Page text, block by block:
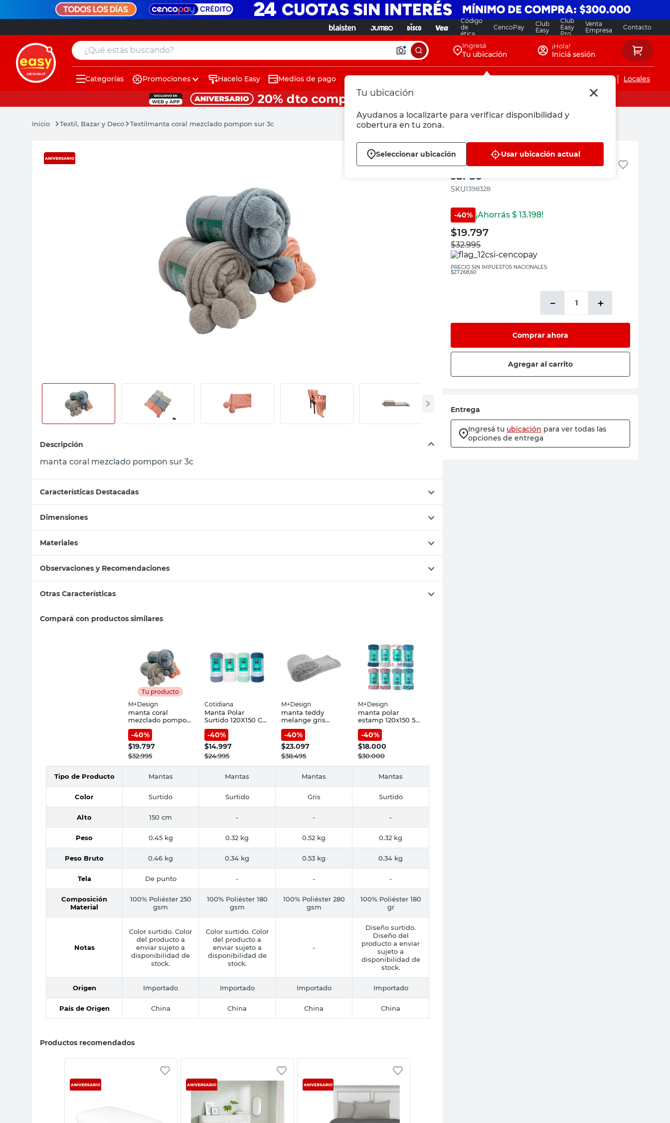
Código
de
ética
CencoPay
Club
Easy
Club
Easy
Pro
Venta
Empresa
Contacto
¿Qué estás buscando? Ingresá
Tu ubicación
Tu ubicación
Ayudanos a localizarte para verificar disponibilidad y
cobertura en tu zona.
Seleccionar ubicación Usar ubicación actual
¡Hola!
Iniciá sesión
Categorías Promociones Hacelo Easy Medios de pago Servicios de instalaciones Locales
Textil, Bazar y Deco Textilmanta coral mezclado pompon sur 3c
Descripción
manta coral mezclado pompon sur 3c
Características Destacadas
Dimensiones
Materiales
Observaciones y Recomendaciones
Otras Características
Compará con productos similares
Tu producto
M+Design
manta coral
mezclado pompon
sur 3c
-40%
$19.797
$32.995
Cotidiana
Manta Polar
Surtido 120X150 Cm
Cotidiana
-40%
$14.997
$24.995
M+Design
manta teddy
melange gris
oscuro
-40%
$23.097
$38.495
M+Design
manta polar
estamp 120x150 5d
pdq oi24
-40%
$18.000
$30.000
Tipo de Producto Mantas Mantas Mantas Mantas
Color Surtido Surtido Gris Surtido
Alto 150 cm - - -
Peso 0.45 kg 0.32 kg 0.52 kg 0.32 kg
Peso Bruto 0.46 kg 0.34 kg 0.53 kg 0.34 kg
Tela De punto - - -
Composición
Material
100% Poliéster 250
gsm
100% Poliéster 180
gsm
100% Poliéster 280
gsm
100% Poliéster 180
gr
Notas
Color surtido. Color
del producto a
enviar sujeto a
disponibilidad de
stock.
Color surtido. Color
del producto a
enviar sujeto a
disponibilidad de
stock.
-
Diseño surtido.
Diseño del
producto a enviar
sujeto a
disponibilidad de
stock.
Origen Importado Importado Importado Importado
País de Origen China China China China
Productos recomendados
M+Design
manta coral mezclado pompon
sur 3c
:1398328
-40% ¡Ahorrás $ 13.198!
$19.797
$32.995
PRECIO SIN IMPUESTOS NACIONALES:
$27.268,60
＋
－
Comprar ahora
Agregar al carrito
Entrega
Ingresá tu ubicación para ver todas las
opciones de entrega
muebles